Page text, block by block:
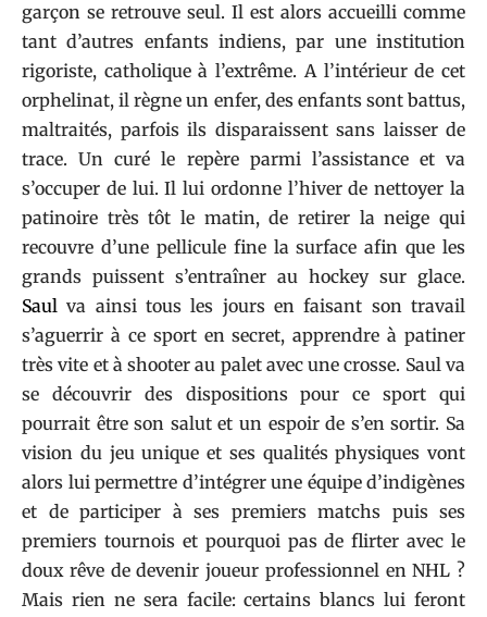
garçon se retrouve seul. Il est alors accueilli comme
tant d’autres enfants indiens, par une institution
rigoriste, catholique à l’extrême. A l’intérieur de cet
orphelinat, il règne un enfer, des enfants sont battus,
maltraités, parfois ils disparaissent sans laisser de
trace. Un curé le repère parmi l’assistance et va
s’occuper de lui. Il lui ordonne l’hiver de nettoyer la
patinoire très tôt le matin, de retirer la neige qui
recouvre d’une pellicule fine la surface afin que les
grands puissent s’entraîner au hockey sur glace.
Saul va ainsi tous les jours en faisant son travail
s’aguerrir à ce sport en secret, apprendre à patiner
très vite et à shooter au palet avec une crosse. Saul va
se découvrir des dispositions pour ce sport qui
pourrait être son salut et un espoir de s’en sortir. Sa
vision du jeu unique et ses qualités physiques vont
alors lui permettre d’intégrer une équipe d’indigènes
et de participer à ses premiers matchs puis ses
premiers tournois et pourquoi pas de flirter avec le
doux rêve de devenir joueur professionnel en NHL ?
Mais rien ne sera facile: certains blancs lui feront